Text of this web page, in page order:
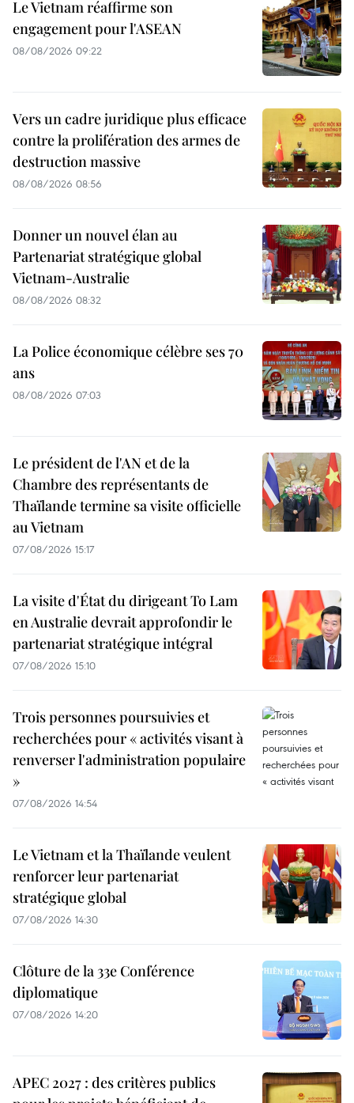
Le Vietnam réaffirme son
engagement pour l'ASEAN
08/08/2026 09:22
Vers un cadre juridique plus efficace
contre la prolifération des armes de
destruction massive
08/08/2026 08:56
Donner un nouvel élan au
Partenariat stratégique global
Vietnam-Australie
08/08/2026 08:32
La Police économique célèbre ses 70
ans
08/08/2026 07:03
Le président de l'AN et de la
Chambre des représentants de
Thaïlande termine sa visite officielle
au Vietnam
07/08/2026 15:17
La visite d'État du dirigeant To Lam
en Australie devrait approfondir le
partenariat stratégique intégral
07/08/2026 15:10
Trois personnes poursuivies et
recherchées pour « activités visant à
renverser l'administration populaire
»
07/08/2026 14:54
Le Vietnam et la Thaïlande veulent
renforcer leur partenariat
stratégique global
07/08/2026 14:30
Clôture de la 33e Conférence
diplomatique
07/08/2026 14:20
APEC 2027 : des critères publics